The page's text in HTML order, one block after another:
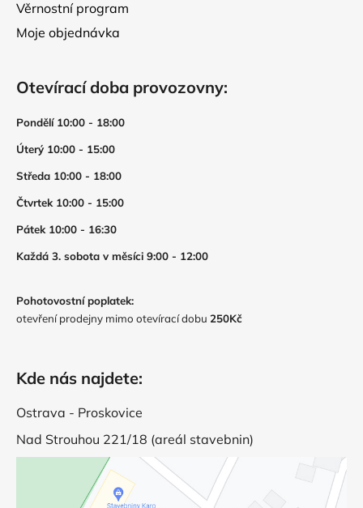
Věrnostní program
Moje objednávka
Otevírací doba provozovny:
Pondělí 10:00 - 18:00
Úterý 10:00 - 15:00
Středa 10:00 - 18:00
Čtvrtek 10:00 - 15:00
Pátek 10:00 - 16:30
Každá 3. sobota v měsíci 9:00 - 12:00
Pohotovostní poplatek:
otevření prodejny mimo otevírací dobu 250Kč
Kde nás najdete:
Ostrava - Proskovice
Nad Strouhou 221/18 (areál stavebnin)